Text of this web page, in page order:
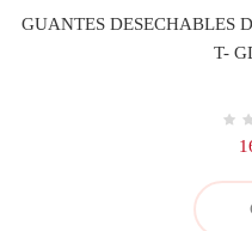
GUANTES DESECHABLES
T-